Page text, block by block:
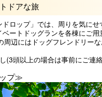
ドアな旅
ロップ」では、周りを気にせ
ートドッグランを各棟にご用
周辺にはドッグフレンドリー
(3頭以上の場合は事前にご連
プ≫